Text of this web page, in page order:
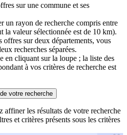
sur une commune et ses
un rayon de recherche compris entre
la valeur sélectionnée est de 10 km).
offres sur deux départements, vous
recherches séparées.
en cliquant sur la loupe ; la liste des
à vos critères de recherche est
votre recherche
affiner les résultats de votre recherche
et critères présents sous les critères